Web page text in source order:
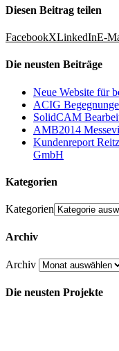
Diesen Beitrag teilen
FacebookXLinkedInE-
Die neusten Beiträge
Neue Website für
ACIG
SolidCAM
AMB2014
Kundenreport
GmbH
Kategorien
Kategorien
Archiv
Archiv
Die neusten Projekte